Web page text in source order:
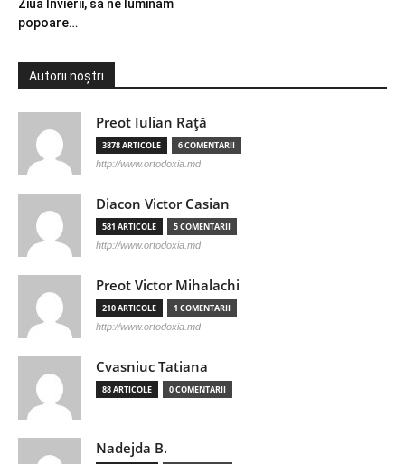
Ziua Învierii, să ne luminăm
popoare…
Autorii noștri
Preot Iulian Raţă
3878 ARTICOLE 6 COMENTARII
http://www.ortodoxia.md
Diacon Victor Casian
581 ARTICOLE 5 COMENTARII
http://www.ortodoxia.md
Preot Victor Mihalachi
210 ARTICOLE 1 COMENTARII
http://www.ortodoxia.md
Cvasniuc Tatiana
88 ARTICOLE 0 COMENTARII
Nadejda B.